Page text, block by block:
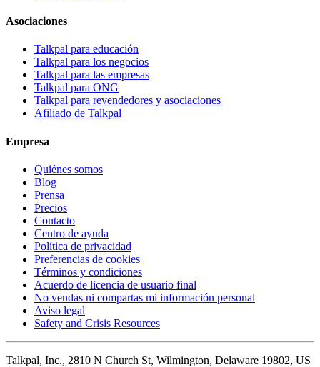
Asociaciones
Talkpal para educación
Talkpal para los negocios
Talkpal para las empresas
Talkpal para ONG
Talkpal para revendedores y asociaciones
Afiliado de Talkpal
Empresa
Quiénes somos
Blog
Prensa
Precios
Contacto
Centro de ayuda
Política de privacidad
Preferencias de cookies
Términos y condiciones
Acuerdo de licencia de usuario final
No vendas ni compartas mi información personal
Aviso legal
Safety and Crisis Resources
Talkpal, Inc., 2810 N Church St, Wilmington, Delaware 19802, US